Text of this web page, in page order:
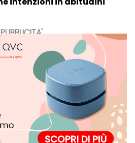
PUBBLICITA'